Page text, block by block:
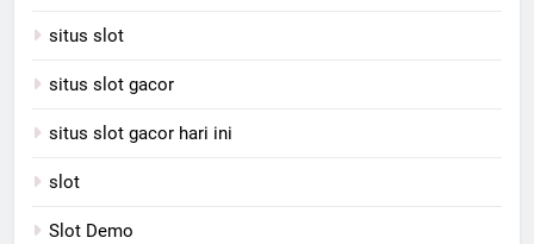
situs slot
situs slot gacor
situs slot gacor hari ini
slot
Slot Demo